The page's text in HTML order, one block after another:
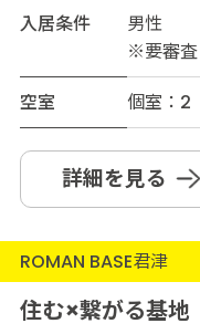
入居条件
男性
※要審査
空室
個室：2
詳細を見る
ROMAN BASE君津
住む×繋がる基地